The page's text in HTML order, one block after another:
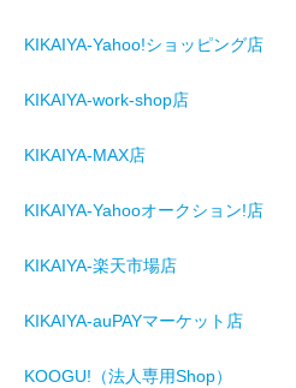
KIKAIYA-Yahoo!ショッピング店
KIKAIYA-work-shop店
KIKAIYA-MAX店
KIKAIYA-Yahooオークション!店
KIKAIYA-楽天市場店
KIKAIYA-auPAYマーケット店
KOOGU!（法人専用Shop）